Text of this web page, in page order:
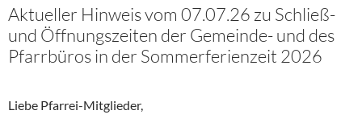
Aktueller Hinweis vom 07.07.26 zu Schließ-
und Öffnungszeiten der Gemeinde- und des
Pfarrbüros in der Sommerferienzeit 2026
Liebe Pfarrei-Mitglieder,